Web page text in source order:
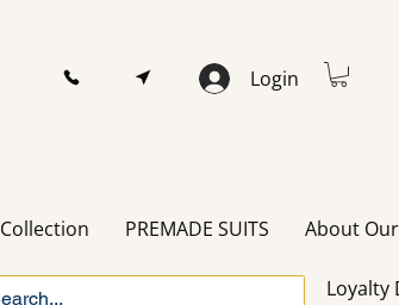
Login
Collection PREMADE SUITS About
Loyalty